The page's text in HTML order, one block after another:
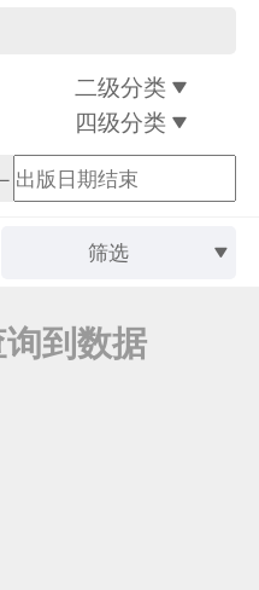
二级分类
四级分类
筛选
到数据